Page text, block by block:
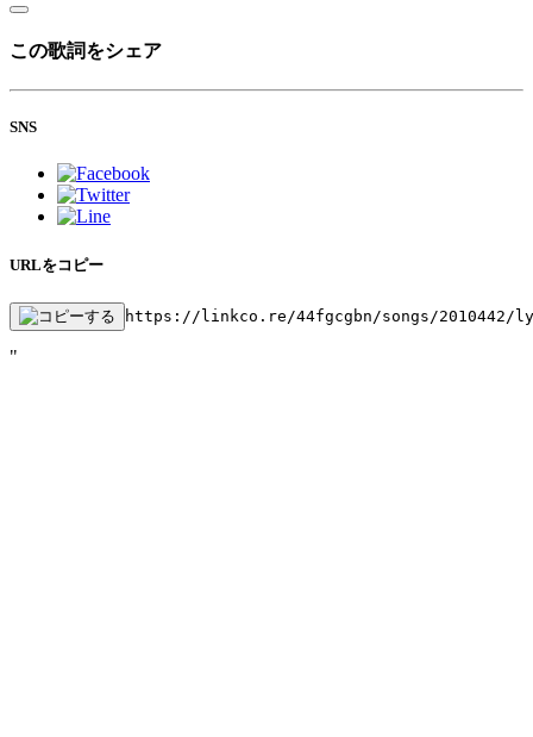
この歌詞をシェア
SNS
URLをコピー
https://linkco.re/44fgcgbn/songs/2010442/
"